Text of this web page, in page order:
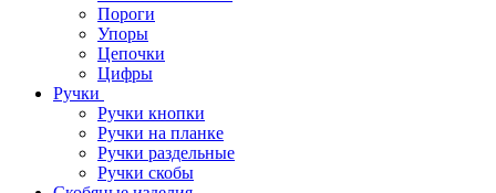
Пороги
Упоры
Цепочки
Цифры
Ручки
Ручки кнопки
Ручки на планке
Ручки раздельные
Ручки скобы